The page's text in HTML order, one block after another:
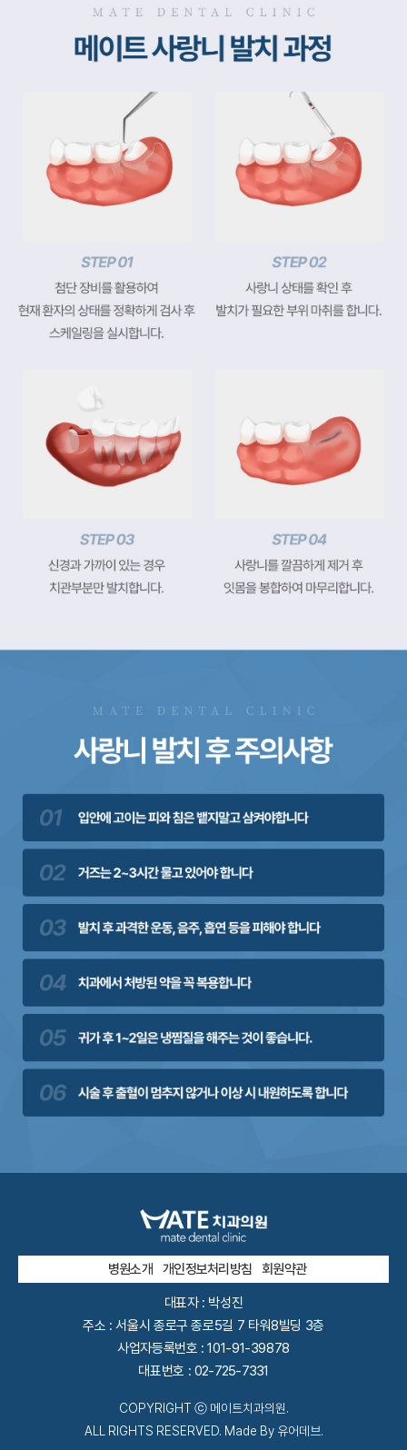
병원소개 개인정보처리방침 회원약관
대표자 : 박성진
주소 : 서울시 종로구 종로5길 7 타워8빌딩 3층
사업자등록번호 : 101-91-39878
대표번호 : 02-725-7331
COPYRIGHT ⓒ 메이트치과의원.
ALL RIGHTS RESERVED. Made By 유어데브.